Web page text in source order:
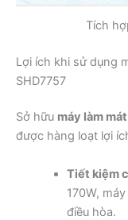
Tích
Lợi ích khi sử dụng
SHD7757
Sở hữu máy làm
được hàng loạt lợi
Tiết kiệm
170W,
điều hòa.